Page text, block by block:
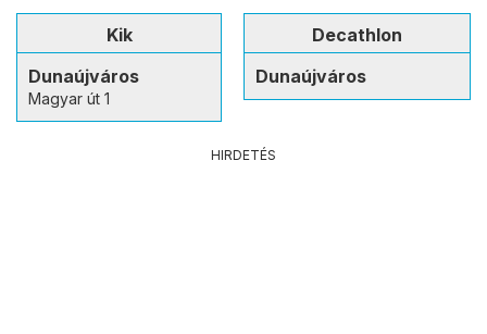
Kik
Dunaújváros
Magyar út 1
Decathlon
Dunaújváros
HIRDETÉS